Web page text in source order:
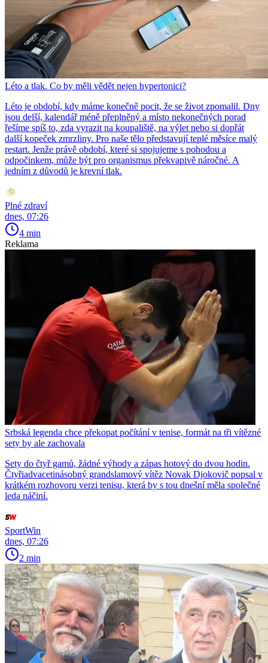
Léto a tlak. Co by měli vědět nejen hypertonici?
Léto je období, kdy máme konečně pocit, že se život zpomalil. Dny
jsou delší, kalendář méně přeplněný a místo nekonečných porad
řešíme spíš to, zda vyrazit na koupaliště, na výlet nebo si dopřát
další kopeček zmrzliny. Pro naše tělo představují teplé měsíce malý
restart. Jenže právě období, které si spojujeme s pohodou a
odpočinkem, může být pro organismus překvapivě náročné. A
jedním z důvodů je krevní tlak.
Plné zdraví
dnes, 07:26
4 min
Reklama
Srbská legenda chce překopat počítání v tenise, formát na tři vítězné
sety by ale zachovala
Sety do čtyř gamů, žádné výhody a zápas hotový do dvou hodin.
Čtyřiadvacetinásobný grandslamový vítěz Novak Djokovič popsal v
krátkém rozhovoru verzi tenisu, která by s tou dnešní měla společné
leda náčiní.
SportWin
dnes, 07:26
2 min